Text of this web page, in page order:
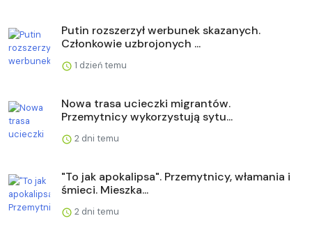
Putin rozszerzył werbunek skazanych.
Członkowie uzbrojonych ...
1 dzień temu
Nowa trasa ucieczki migrantów.
Przemytnicy wykorzystują sytu...
2 dni temu
"To jak apokalipsa". Przemytnicy, włamania i
śmieci. Mieszka...
2 dni temu